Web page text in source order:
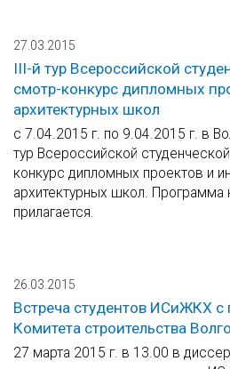
27.03.2015
III-й тур Всероссийской
смотр-конкурс дипломных
архитектурных школ
с 7.04.2015 г. по 9.04.2015 г. в
тур Всероссийской
конкурс дипломных проектов и
архитектурных школ. Программа
прилагается.
26.03.2015
Встреча студентов ИСиЖКХ с
Комитета строительства
27 марта 2015 г. в 13.00 в